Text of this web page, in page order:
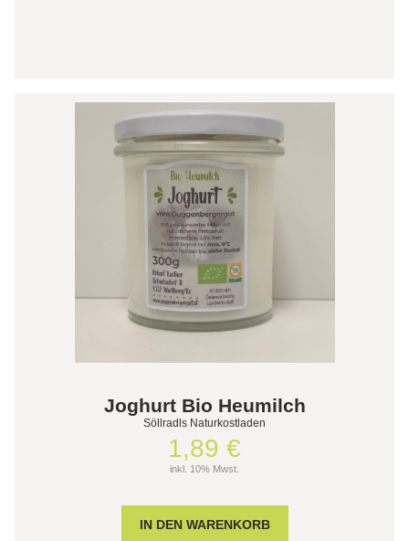
Joghurt Bio Heumilch
Söllradls Naturkostladen
1,89 €
inkl. 10% Mwst.